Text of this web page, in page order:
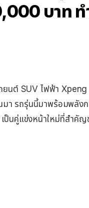
บาท
นต์ SUV ไฟฟ้า Xpeng
มา รถรุ่นนี้มาพร้อมพลังก
เป็นคู่แข่งหน้าใหม่ที่สำคั